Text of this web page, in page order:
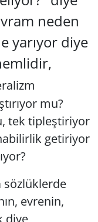
neden
yarıyor diye
mu?
tek tipleştiriyor
getiriyor
sözlüklerde
evrenin,
diye